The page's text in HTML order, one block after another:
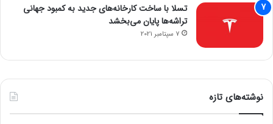
تسلا با ساخت کارخانه‌های جدید به کمبود جهانی
تراشه‌ها پایان می‌بخشد
7 سپتامبر 2021
نوشته‌های تازه